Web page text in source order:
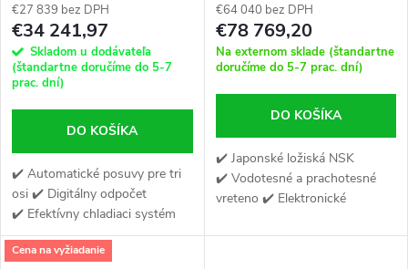
€27 839 bez DPH
€34 241,97
Skladom u dodávateľa
(štandartne doručíme do 5-7
prac. dní)
DO KOŠÍKA
✔️ Automatické posuvy pre tri
osi ✔️ Digitálny odpočet
✔️ Efektívny chladiaci systém
€64 040 bez DPH
€78 769,20
Na externom sklade (štandartne
doručíme do 5-7 prac. dní)
DO KOŠÍKA
✔️ Japonské ložiská NSK
✔️ Vodotesné a prachotesné
vreteno ✔️ Elektronické
Cena na vyžiadanie